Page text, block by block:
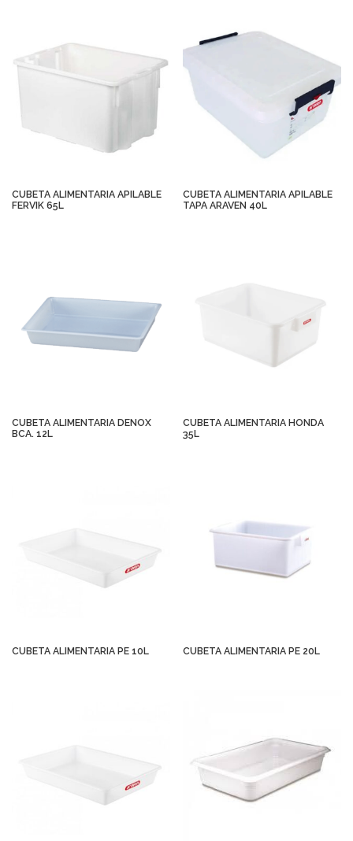
CUBETA ALIMENTARIA APILABLE
FERVIK 65L
CUBETA ALIMENTARIA APILABLE
TAPA ARAVEN 40L
CUBETA ALIMENTARIA DENOX
BCA. 12L
CUBETA ALIMENTARIA HONDA
35L
CUBETA ALIMENTARIA PE 10L CUBETA ALIMENTARIA PE 20L